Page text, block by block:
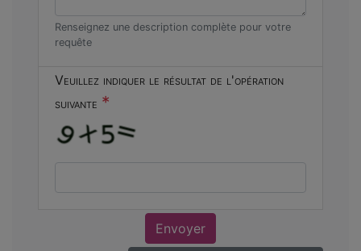
Renseignez une description complète pour votre
requête
Veuillez indiquer le résultat de l'opération
suivante *
Envoyer